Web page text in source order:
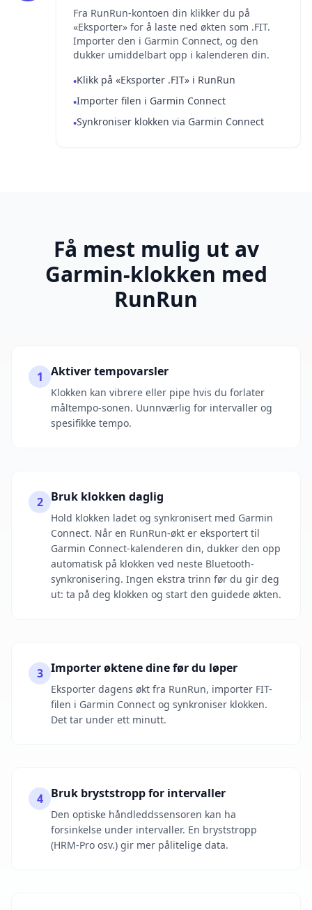
Fra RunRun-kontoen din klikker du på
«Eksporter» for å laste ned økten som .FIT.
Importer den i Garmin Connect, og den
dukker umiddelbart opp i kalenderen din.
•Klikk på «Eksporter .FIT» i RunRun
•Importer filen i Garmin Connect
•Synkroniser klokken via Garmin Connect
Få mest mulig ut av
Garmin-klokken med
RunRun
1 Aktiver tempovarsler
Klokken kan vibrere eller pipe hvis du forlater
måltempo-sonen. Uunnværlig for intervaller og
spesifikke tempo.
2 Bruk klokken daglig
Hold klokken ladet og synkronisert med Garmin
Connect. Når en RunRun-økt er eksportert til
Garmin Connect-kalenderen din, dukker den opp
automatisk på klokken ved neste Bluetooth-
synkronisering. Ingen ekstra trinn før du gir deg
ut: ta på deg klokken og start den guidede økten.
3 Importer øktene dine før du løper
Eksporter dagens økt fra RunRun, importer FIT-
filen i Garmin Connect og synkroniser klokken.
Det tar under ett minutt.
4 Bruk bryststropp for intervaller
Den optiske håndleddssensoren kan ha
forsinkelse under intervaller. En bryststropp
(HRM-Pro osv.) gir mer pålitelige data.